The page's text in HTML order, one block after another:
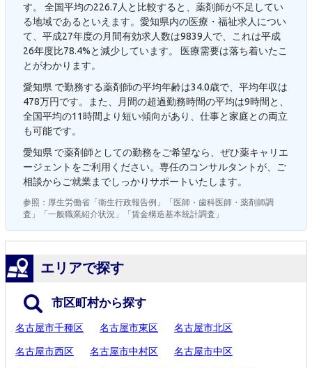
す。 全国平均の226.7人と比較すると、薬剤師が不足してい
る地域であるといえます。愛知県内の医療・福祉求人につい
て、平成27年度の月間有効求人数は9839人で、これは平成
26年度比78.4%と減少しています。 医療需要は落ち着いたこ
とがわかります。
愛知県 で勤務する薬剤師の平均年齢は34.0歳で、平均年収は
478万円です。また、月間の超過勤務時間の平均は9時間と、
全国平均の11時間より短い傾向があり、仕事と家庭との両立
も可能です。
愛知県 で薬剤師としての勤務をご希望なら、ぜひ薬キャリエ
ージェントをご利用ください。専任のコンサルタントが、ご
相談からご就業までしっかりサポートいたします。
参照：厚生労働省「衛生行政報告例」「医師・歯科医師・薬剤師調
査」「一般職業紹介状況」「賃金構造基本統計調査」
エリアで探す
市区町村から探す
名古屋市千種区 名古屋市東区 名古屋市北区
名古屋市西区 名古屋市中村区 名古屋市中区